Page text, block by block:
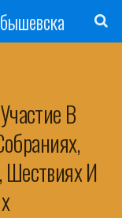
В
Шествиях И